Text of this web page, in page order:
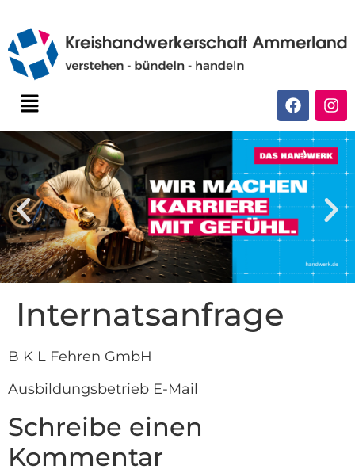
Internatsanfrage
B K L Fehren GmbH
Ausbildungsbetrieb E-Mail
Schreibe einen
Kommentar